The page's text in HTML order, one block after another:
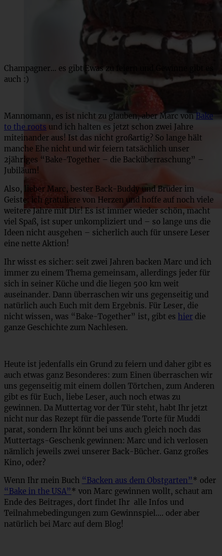
Champagner… es gibt Ewas zu feiern und Gewinne gibt es
auch :)
Mannomann, es ist nicht zu glauben, aber Marc vonBake
to the roots und ich halten es jetzt schon zwei Jahre
miteinander aus! Ist das nicht großartig? So lange hält
manche Ehe nicht und wir feiern tatsächlich unser
2jähriges “Bake-Together – die Backüberraschung” –
Jubiläum!
Also, lieber Marc, bester Back-Buddy und Bruder im
Geiste: ich gratuliere von Herzen und hoffe auf noch viele
weitere Jahre mit Dir! Es ist immer wieder schön, macht
viel Spaß, ist super unkompliziert und – so lange uns die
Ideen nicht ausgehen – sicherlich auch für unsere Leser
eine nette Aktion!
Ihr wisst es sicher: seit zwei Jahren backen Marc und ich
immer zu einem Thema gemeinsam, allerdings jeder für
sich in seiner Küche und die liegen 500 km weit
auseinander. Dann überraschen wir uns gegenseitig und
natürlich auch Euch mit dem Ergebnis. Für Leser, die
nicht wissen, was “Bake-Together” ist, gibt es hier die
ganze Geschichte zum Nachlesen.
Heute ist jedenfalls ein Grund zu feiern und daher gibt es
auch etwas ganz Besonderes: zum Einen überraschen wir
uns gegenseitig mit einem dollen Törtchen, zum Anderen
gibt es für Euch, liebe Leser, auch noch etwas zu
gewinnen. Da Muttertag vor der Tür steht, habt Ihr jetzt
nicht nur das Rezept für die passende Torte für Muddi
parat, sondern Ihr könnt bei uns auch gleich noch das
Muttertags-Geschenk gewinnen: Marc und ich verlosen
nämlich jeweils zwei unserer Back-Bücher. Ganz großes
Kino, oder?
Wenn Ihr mein Buch “Backen aus dem Obstgarten”* oder
“Bake in the USA”* von Marc gewinnen wollt, schaut am
Ende des Beitrages, dort findet Ihr alle Infos und
Teilnahmebedingungen zum Gewinnspiel…. oder aber
natürlich bei Marc auf dem Blog!